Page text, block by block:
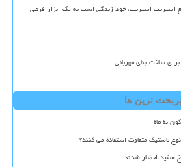
اینترنت اینترنت، خود زندگی است نه یک ابزار فرعی
ساخت بنای مهربانی
ترین ها
به ماه
لاستیک متفاوت استفاده می کنند؟
سفید احضار شدند